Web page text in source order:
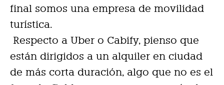
final somos una empresa de movilidad
turística.
Respecto a Uber o Cabify, pienso que
están dirigidos a un alquiler en ciudad
de más corta duración, algo que no es el